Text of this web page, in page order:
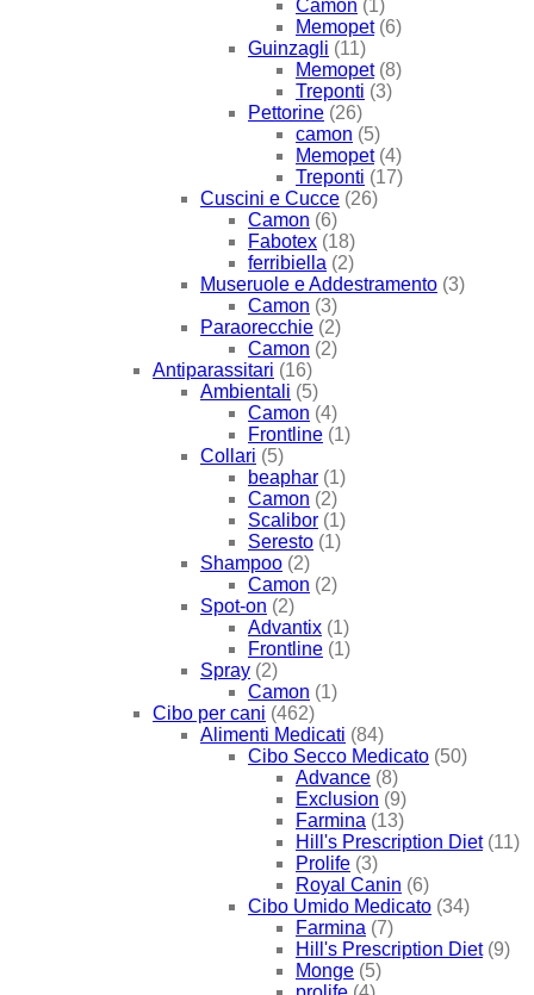
Camon (1)
Memopet (6)
Guinzagli (11)
Memopet (8)
Treponti (3)
Pettorine (26)
camon (5)
Memopet (4)
Treponti (17)
Cuscini e Cucce (26)
Camon (6)
Fabotex (18)
ferribiella (2)
Museruole e Addestramento (3)
Camon (3)
Paraorecchie (2)
Camon (2)
Antiparassitari (16)
Ambientali (5)
Camon (4)
Frontline (1)
Collari (5)
beaphar (1)
Camon (2)
Scalibor (1)
Seresto (1)
Shampoo (2)
Camon (2)
Spot-on (2)
Advantix (1)
Frontline (1)
Spray (2)
Camon (1)
Cibo per cani (462)
Alimenti Medicati (84)
Cibo Secco Medicato (50)
Advance (8)
Exclusion (9)
Farmina (13)
Hill's Prescription Diet (11)
Prolife (3)
Royal Canin (6)
Cibo Umido Medicato (34)
Farmina (7)
Hill's Prescription Diet (9)
Monge (5)